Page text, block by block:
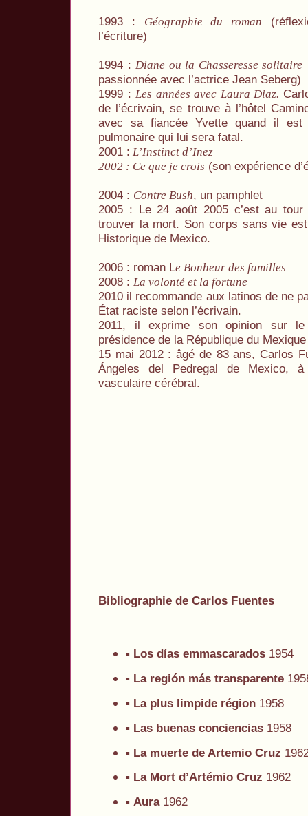
1993 : Géographie du roman
l’écriture)
1994 : Diane ou la Chasseresse solitaire
passionnée avec l’actrice Jean Seberg)
1999 : Les années avec Laura Diaz.
de l’écrivain, se trouve à l’hôtel
avec sa fiancée Yvette quand il
pulmonaire qui lui sera fatal.
2001 : L’Instinct d’Inez
2002 : Ce que je crois (son expérience
2004 : Contre Bush, un pamphlet
2005 : Le 24 août 2005 c’est au
trouver la mort. Son corps sans vie
Historique de Mexico.
2006 : roman Le Bonheur des familles
2008 : La volonté et la fortune
2010 il recommande aux latinos de ne
État raciste selon l’écrivain.
2011, il exprime son opinion sur
présidence de la République du Mexique
15 mai 2012 : âgé de 83 ans, Carlos
Ángeles del Pedregal de Mexico,
vasculaire cérébral.
Bibliographie de Carlos Fuentes
▪ Los días emmascarados 1954
▪ La región más transparente
▪ La plus limpide région 1958
▪ Las buenas conciencias 1958
▪ La muerte de Artemio Cruz
▪ La Mort d’Artémio Cruz 1962
▪ Aura1962